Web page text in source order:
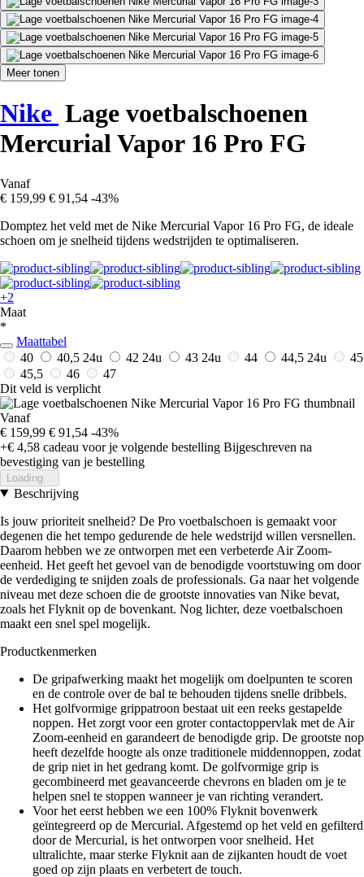
Meer tonen
Nike Lage voetbalschoenen
Mercurial Vapor 16 Pro FG
Vanaf
€ 159,99 € 91,54 -43%
Domptez het veld met de Nike Mercurial Vapor 16 Pro FG, de ideale
schoen om je snelheid tijdens wedstrijden te optimaliseren.
+2
Maat
*
Maattabel
40
40,5 24u 42 24u 43 24u 44 44,5 24u
45
45,5
46
47
Dit veld is verplicht
Vanaf
€ 159,99 € 91,54 -43%
+€ 4,58 cadeau voor je volgende bestelling Bijgeschreven na
bevestiging van je bestelling
Loading...
Beschrijving
Is jouw prioriteit snelheid? De Pro voetbalschoen is gemaakt voor
degenen die het tempo gedurende de hele wedstrijd willen versnellen.
Daarom hebben we ze ontworpen met een verbeterde Air Zoom-
eenheid. Het geeft het gevoel van de benodigde voortstuwing om door
de verdediging te snijden zoals de professionals. Ga naar het volgende
niveau met deze schoen die de grootste innovaties van Nike bevat,
zoals het Flyknit op de bovenkant. Nog lichter, deze voetbalschoen
maakt een snel spel mogelijk.
Productkenmerken
De gripafwerking maakt het mogelijk om doelpunten te scoren
en de controle over de bal te behouden tijdens snelle dribbels.
Het golfvormige grippatroon bestaat uit een reeks gestapelde
noppen. Het zorgt voor een groter contactoppervlak met de Air
Zoom-eenheid en garandeert de benodigde grip. De grootste nop
heeft dezelfde hoogte als onze traditionele middennoppen, zodat
de grip niet in het gedrang komt. De golfvormige grip is
gecombineerd met geavanceerde chevrons en bladen om je te
helpen snel te stoppen wanneer je van richting verandert.
Voor het eerst hebben we een 100% Flyknit bovenwerk
geïntegreerd op de Mercurial. Afgestemd op het veld en gefilterd
door de Mercurial, is het ontworpen voor snelheid. Het
ultralichte, maar sterke Flyknit aan de zijkanten houdt de voet
goed op zijn plaats en verbetert de touch.